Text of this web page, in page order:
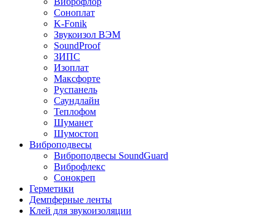
Соноплат
K-Fonik
Звукоизол ВЭМ
SoundProof
ЗИПС
Изоплат
Максфорте
Руспанель
Саундлайн
Теплофом
Шуманет
Шумостоп
Виброподвесы
Виброподвесы SoundGuard
Виброфлекс
Сонокреп
Герметики
Демпферные ленты
Клей для звукоизоляции